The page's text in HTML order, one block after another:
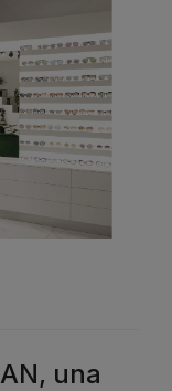
una